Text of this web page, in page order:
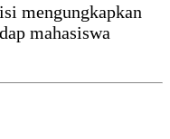
mengungkapkan
mahasiswa